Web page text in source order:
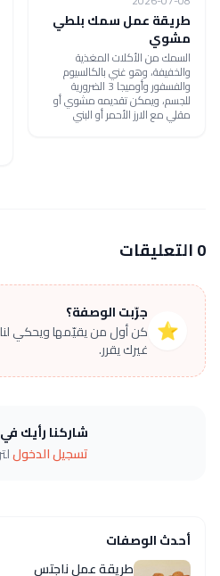
طريقة عمل سمك بلطي
مشوي
السمك من الأكلات المغذية
والخفيفة، وهو غني بالكالسيوم
والفسفور وأوميجا 3 الضرورية
للجسم، ويمكن تقديمه مشوي أو
مقلي مع الارز الأحمر أو البني
0 التعليقات
⭐
جرّبت الوصفة؟
كن أول من يقيّمها ويحكي
غيرك يقرر.
شاركنا رأيك
تسجيل الدخول
أحدث الوصفات
طريقة عمل ناجتس